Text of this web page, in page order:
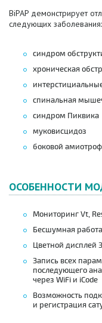
BiPAP демонстрирует
следующих
синдром
хроническая
спинальная
синдром Пиквика
муковисцидоз
боковой
ОСОБЕННОСТИ
Мониторинг Vt,
Бесшумная работа
Цветной дисплей
Запись всех
последующего
через WiFi и iCode
Возможность
и регистрация